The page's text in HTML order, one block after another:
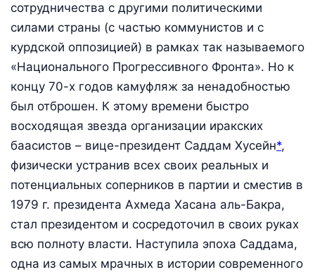
сотрудничества с другими политическими
силами страны (с частью коммунистов и с
курдской оппозицией) в рамках так называемого
«Национального Прогрессивного Фронта». Но к
концу 70-х годов камуфляж за ненадобностью
был отброшен. К этому времени быстро
восходящая звезда организации иракских
баасистов – вице-президент Саддам Хусейн*,
физически устранив всех своих реальных и
потенциальных соперников в партии и сместив в
1979 г. президента Ахмеда Хасана аль-Бакра,
стал президентом и сосредоточил в своих руках
всю полноту власти. Наступила эпоха Саддама,
одна из самых мрачных в истории современного